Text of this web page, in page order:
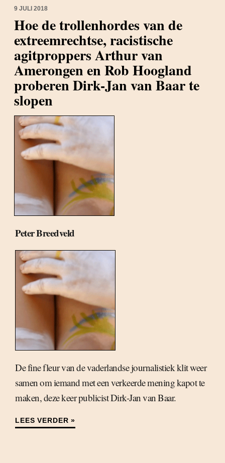
9 JULI 2018
Hoe de trollenhordes van de
extreemrechtse, racistische
agitproppers Arthur van
Amerongen en Rob Hoogland
proberen Dirk-Jan van Baar te
slopen
Peter Breedveld
De fine fleur van de vaderlandse journalistiek klit weer
samen om iemand met een verkeerde mening kapot te
maken, deze keer publicist Dirk-Jan van Baar.
LEES VERDER »